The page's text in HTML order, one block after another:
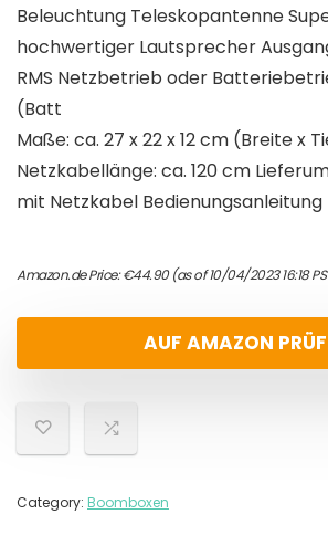
Beleuchtung Teleskopantenne
hochwertiger Lautsprecher
RMS Netzbetrieb oder
(Batt
Maße: ca. 27 x 22 x 12 cm (Breite x
Netzkabellänge: ca. 120 cm
mit Netzkabel Bedienungsanleitung
Amazon.de Price:€44.90(as of 10/04/2023 16:18
AUF AMAZON
Category: Boomboxen